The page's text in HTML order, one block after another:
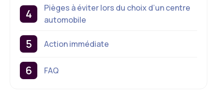
Pièges à éviter lors du choix d’un centre
automobile
Action immédiate
FAQ